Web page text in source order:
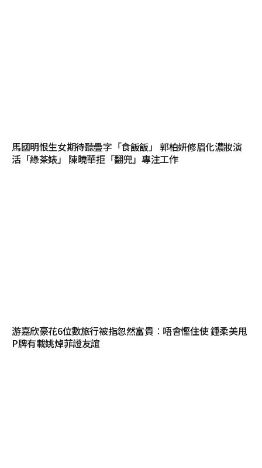
馬國明恨生女期待聽疊字「食飯飯」 郭柏妍修眉化濃妝演
活「綠茶婊」 陳曉華拒「翻兜」專注工作
游嘉欣豪花6位數旅行被指忽然富貴︰唔會慳住使 鍾柔美甩
P牌有載姚焯菲證友誼